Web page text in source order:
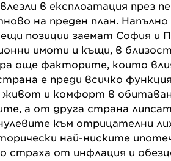
в експлоатация през
на преден план.
позиции заемат София и
имоти и къщи, в
още факторите, които
е преди всичко
и комфорт в
а от друга страна
към отрицателни
най-ниските
страха от инфлация и